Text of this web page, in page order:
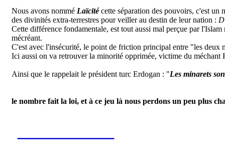
Nous avons nommé Laïcitécette séparation des pouvoirs, c'est
des divinités extra-terrestres pour veiller au destin de leur nation :
Cette différence fondamentale, est tout aussi mal perçue par
mécréant.
C'est avec l'insécurité, le point de friction principal entre "les deux
Ici aussi on va retrouver la minorité opprimée, victime du
Ainsi que le rappelait le président turc Erdogan : "Les minarets
le nombre fait la loi, et à ce jeu là nous perdons un peu plus